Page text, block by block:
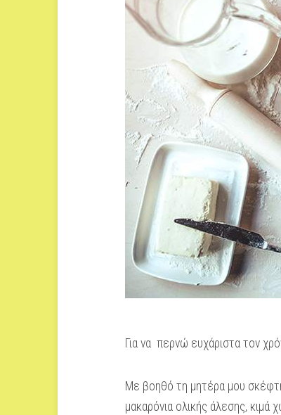
Για να περνώ ευχάριστα τον
Με βοηθό τη μητέρα μου
μακαρόνια ολικής άλεσης, κιμά